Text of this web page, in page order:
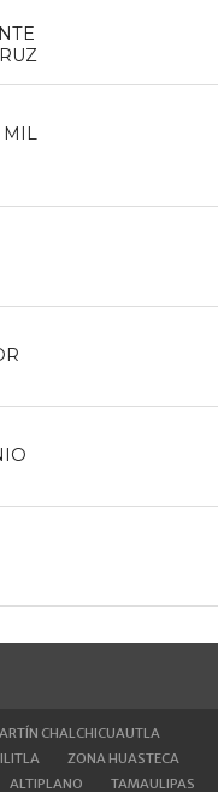
MIL
CHALCHICUAUTLA
ZONA HUASTECA
ALTIPLANO TAMAULIPAS